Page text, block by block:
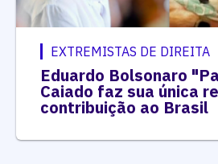
EXTREMISTAS DE DIREITA
Eduardo Bolsonaro
Caiado faz sua única
contribuição ao Brasil